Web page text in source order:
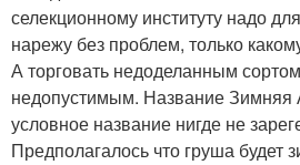
селекционному институту надо
нарежу без проблем, только
А торговать недоделанным
недопустимым. Название Зимняя
условное название нигде не
Предполагалось что груша будет